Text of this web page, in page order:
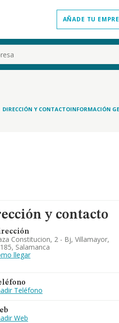
AÑADE TU
DIRECCIÓN Y CONTACTOINFORMACIÓN
y contacto
Constitucion, 2 - Bj, Villamayor,
Salamanca
llegar
Teléfono
Web